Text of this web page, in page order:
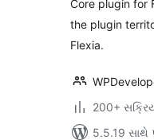
Core plugin for
the plugin
Flexia.
200+
5.5.19 સાથે